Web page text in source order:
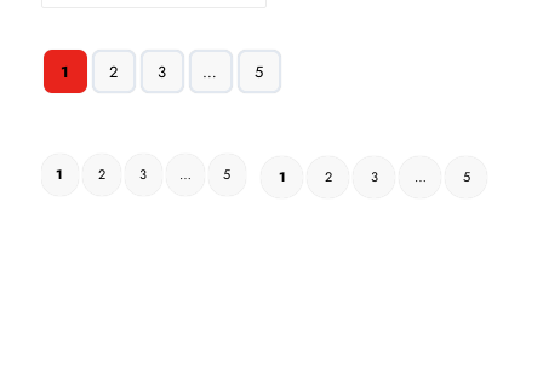
1 2 3 … 5
1 2 3 … 5
1 2 3 … 5